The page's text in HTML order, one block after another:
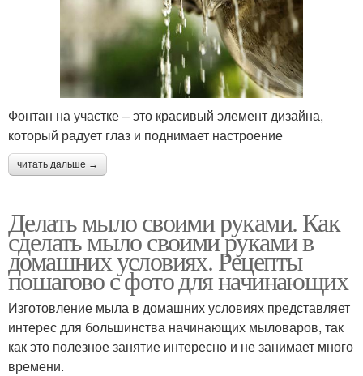
Фонтан на участке – это красивый элемент дизайна,
который радует глаз и поднимает настроение
читать дальше →
Делать мыло своими руками. Как
сделать мыло своими руками в
домашних условиях. Рецепты
пошагово с фото для начинающих
Изготовление мыла в домашних условиях представляет
интерес для большинства начинающих мыловаров, так
как это полезное занятие интересно и не занимает много
времени.